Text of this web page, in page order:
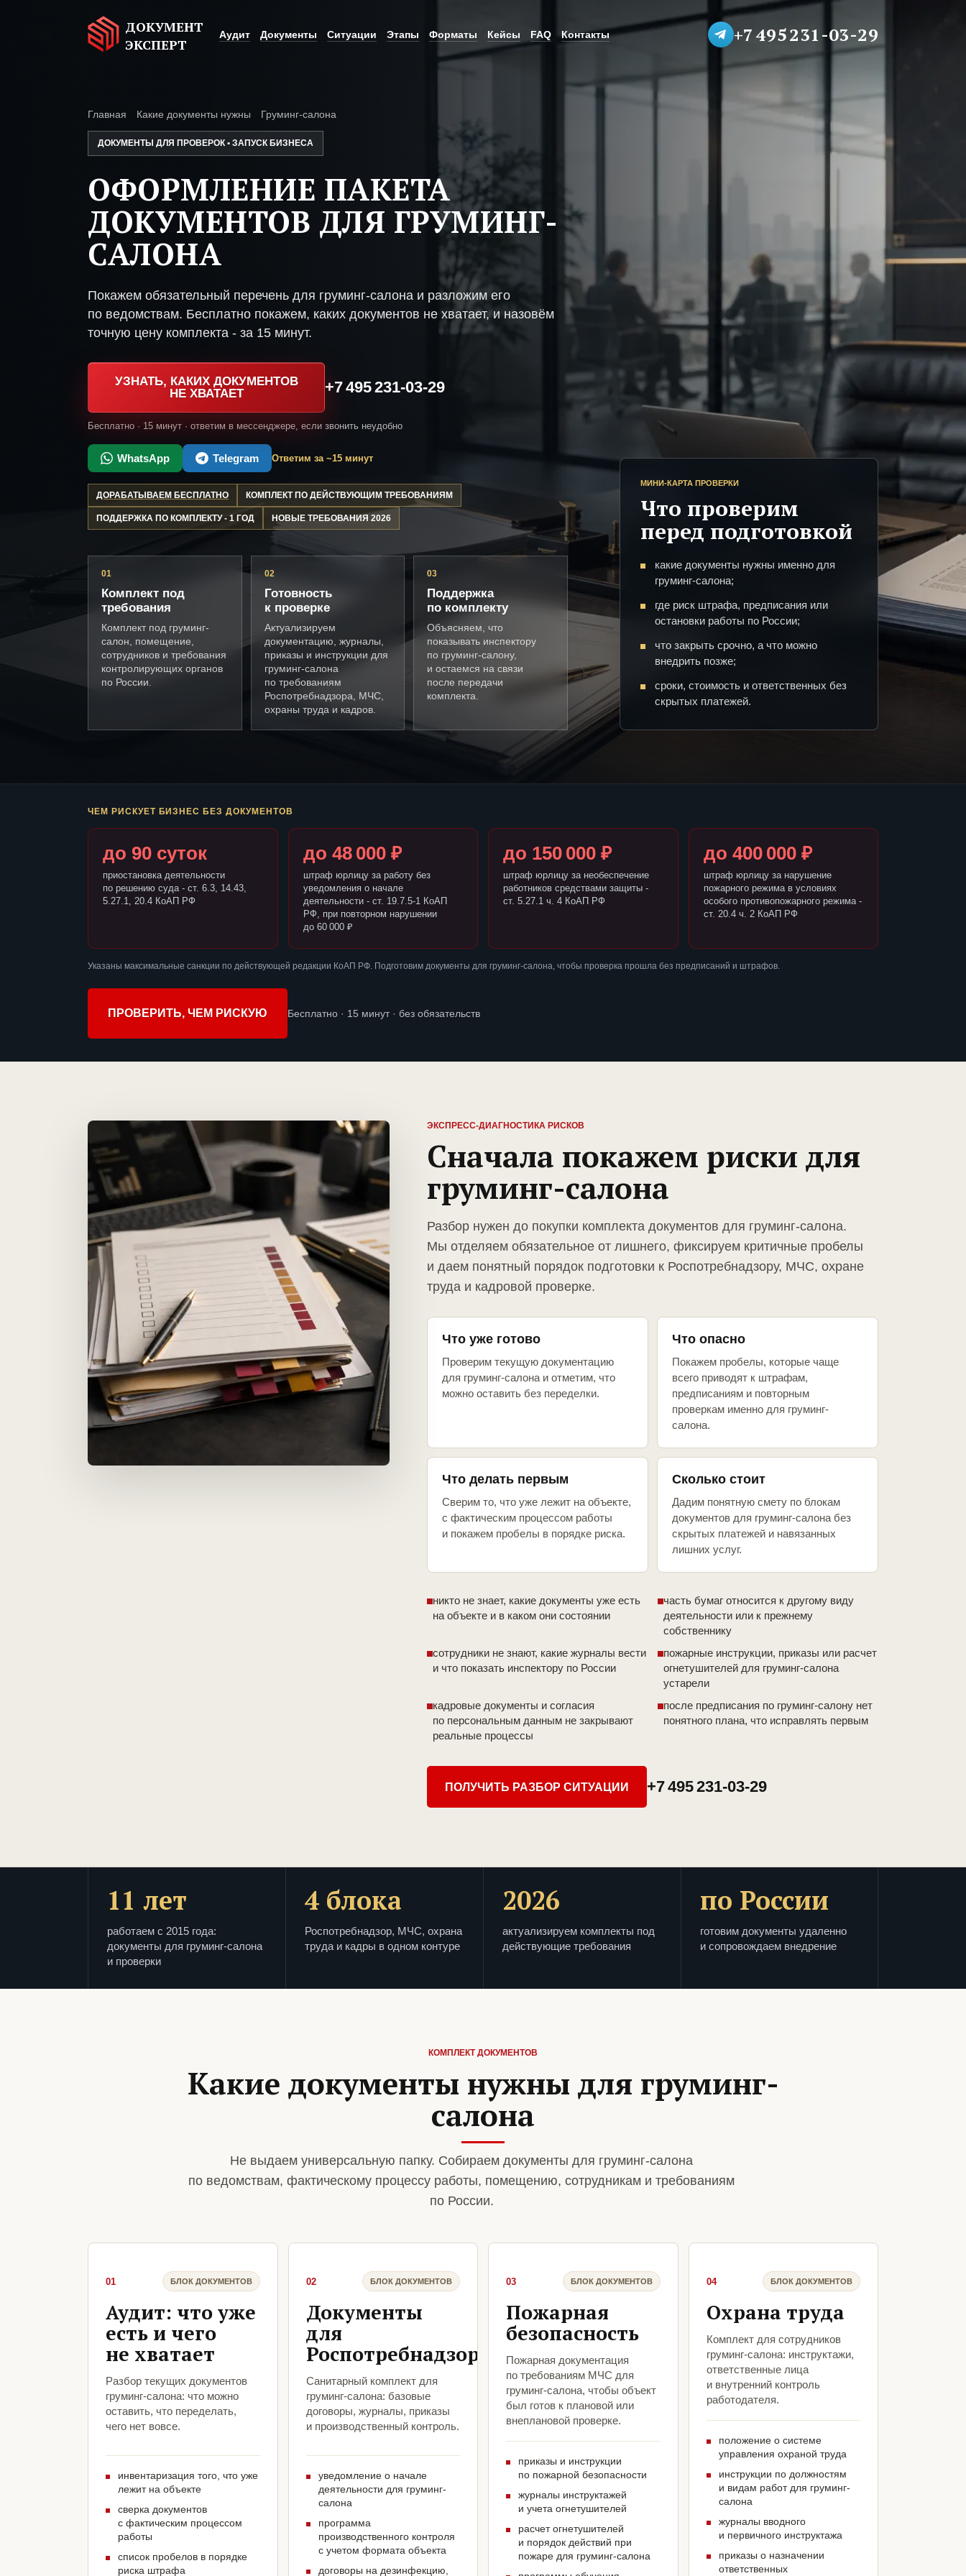
ДОКУМЕНТ
ЭКСПЕРТ
Аудит Документы Ситуации Этапы Форматы Кейсы FAQ Контакты +7 495 231-03-29
Главная Какие документы нужны Груминг-салона
ДОКУМЕНТЫ ДЛЯ ПРОВЕРОК • ЗАПУСК БИЗНЕСА
ОФОРМЛЕНИЕ ПАКЕТА
ДОКУМЕНТОВ ДЛЯ ГРУМИНГ-
САЛОНА
Покажем обязательный перечень для груминг-салона и разложим его
по ведомствам. Бесплатно покажем, каких документов не хватает, и назовём
точную цену комплекта - за 15 минут.
УЗНАТЬ, КАКИХ ДОКУМЕНТОВ
НЕ ХВАТАЕТ
+7 495 231-03-29
Бесплатно · 15 минут · ответим в мессенджере, если звонить неудобно
WhatsApp Telegram Ответим за ~15 минут
ДОРАБАТЫВАЕМ БЕСПЛАТНО КОМПЛЕКТ ПО ДЕЙСТВУЮЩИМ ТРЕБОВАНИЯМ
ПОДДЕРЖКА ПО КОМПЛЕКТУ - 1 ГОД НОВЫЕ ТРЕБОВАНИЯ 2026
01
Комплект под
требования
Комплект под груминг-
салон, помещение,
сотрудников и требования
контролирующих органов
по России.
02
Готовность
к проверке
Актуализируем
документацию, журналы,
приказы и инструкции для
груминг-салона
по требованиям
Роспотребнадзора, МЧС,
охраны труда и кадров.
03
Поддержка
по комплекту
Объясняем, что
показывать инспектору
по груминг-салону,
и остаемся на связи
после передачи
комплекта.
МИНИ-КАРТА ПРОВЕРКИ
Что проверим
перед подготовкой
какие документы нужны именно для
груминг-салона;
где риск штрафа, предписания или
остановки работы по России;
что закрыть срочно, а что можно
внедрить позже;
сроки, стоимость и ответственных без
скрытых платежей.
ЧЕМ РИСКУЕТ БИЗНЕС БЕЗ ДОКУМЕНТОВ
до 90 суток
приостановка деятельности
по решению суда - ст. 6.3, 14.43,
5.27.1, 20.4 КоАП РФ
до 48 000 ₽
штраф юрлицу за работу без
уведомления о начале
деятельности - ст. 19.7.5-1 КоАП
РФ, при повторном нарушении
до 60 000 ₽
до 150 000 ₽
штраф юрлицу за необеспечение
работников средствами защиты -
ст. 5.27.1 ч. 4 КоАП РФ
до 400 000 ₽
штраф юрлицу за нарушение
пожарного режима в условиях
особого противопожарного режима -
ст. 20.4 ч. 2 КоАП РФ
Указаны максимальные санкции по действующей редакции КоАП РФ. Подготовим документы для груминг-салона, чтобы проверка прошла без предписаний и штрафов.
ПРОВЕРИТЬ, ЧЕМ РИСКУЮ Бесплатно · 15 минут · без обязательств
ЭКСПРЕСС-ДИАГНОСТИКА РИСКОВ
Сначала покажем риски для
груминг-салона
Разбор нужен до покупки комплекта документов для груминг-салона.
Мы отделяем обязательное от лишнего, фиксируем критичные пробелы
и даем понятный порядок подготовки к Роспотребнадзору, МЧС, охране
труда и кадровой проверке.
Что уже готово
Проверим текущую документацию
для груминг-салона и отметим, что
можно оставить без переделки.
Что опасно
Покажем пробелы, которые чаще
всего приводят к штрафам,
предписаниям и повторным
проверкам именно для груминг-
салона.
Что делать первым
Сверим то, что уже лежит на объекте,
с фактическим процессом работы
и покажем пробелы в порядке риска.
Сколько стоит
Дадим понятную смету по блокам
документов для груминг-салона без
скрытых платежей и навязанных
лишних услуг.
никто не знает, какие документы уже есть
на объекте и в каком они состоянии
часть бумаг относится к другому виду
деятельности или к прежнему
собственнику
сотрудники не знают, какие журналы вести
и что показать инспектору по России
пожарные инструкции, приказы или расчет
огнетушителей для груминг-салона
устарели
кадровые документы и согласия
по персональным данным не закрывают
реальные процессы
после предписания по груминг-салону нет
понятного плана, что исправлять первым
ПОЛУЧИТЬ РАЗБОР СИТУАЦИИ +7 495 231-03-29
11 лет
работаем с 2015 года:
документы для груминг-салона
и проверки
4 блока
Роспотребнадзор, МЧС, охрана
труда и кадры в одном контуре
2026
актуализируем комплекты под
действующие требования
по России
готовим документы удаленно
и сопровождаем внедрение
КОМПЛЕКТ ДОКУМЕНТОВ
Какие документы нужны для груминг-
салона
Не выдаем универсальную папку. Собираем документы для груминг-салона
по ведомствам, фактическому процессу работы, помещению, сотрудникам и требованиям
по России.
01 БЛОК ДОКУМЕНТОВ
Аудит: что уже
есть и чего
не хватает
Разбор текущих документов
груминг-салона: что можно
оставить, что переделать,
чего нет вовсе.
инвентаризация того, что уже
лежит на объекте
сверка документов
с фактическим процессом
работы
список пробелов в порядке
риска штрафа
02 БЛОК ДОКУМЕНТОВ
Документы
для
Роспотребнадзора
Санитарный комплект для
груминг-салона: базовые
договоры, журналы, приказы
и производственный контроль.
уведомление о начале
деятельности для груминг-
салона
программа
производственного контроля
с учетом формата объекта
договоры на дезинфекцию,
03 БЛОК ДОКУМЕНТОВ
Пожарная
безопасность
Пожарная документация
по требованиям МЧС для
груминг-салона, чтобы объект
был готов к плановой или
внеплановой проверке.
приказы и инструкции
по пожарной безопасности
журналы инструктажей
и учета огнетушителей
расчет огнетушителей
и порядок действий при
пожаре для груминг-салона
04 БЛОК ДОКУМЕНТОВ
Охрана труда
Комплект для сотрудников
груминг-салона: инструктажи,
ответственные лица
и внутренний контроль
работодателя.
положение о системе
управления охраной труда
инструкции по должностям
и видам работ для груминг-
салона
журналы вводного
и первичного инструктажа
приказы о назначении
ответственных